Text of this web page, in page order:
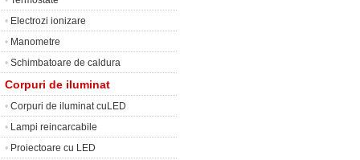
• Electrozi ionizare
• Manometre
• Schimbatoare de caldura
Corpuri de iluminat
• Corpuri de iluminat cuLED
• Lampi reincarcabile
• Proiectoare cu LED